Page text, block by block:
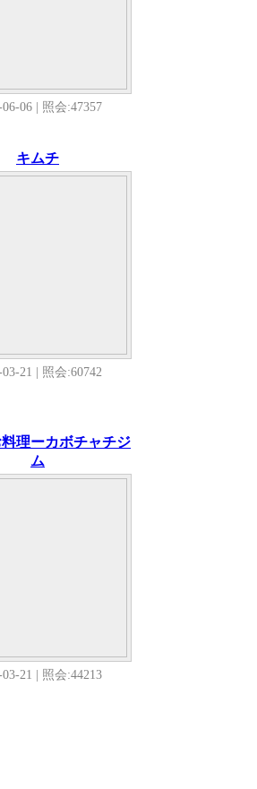
06-06 | 照会:47357
キムチ
03-21 | 照会:60742
理ーカボチャチジ
ム
03-21 | 照会:44213